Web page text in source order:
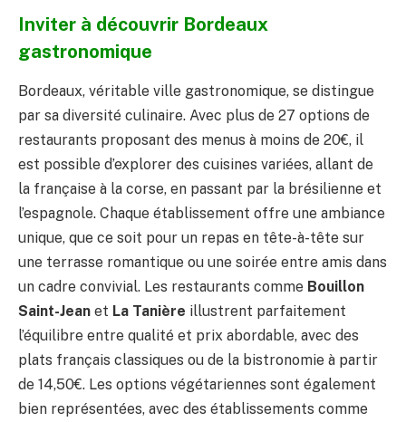
Inviter à découvrir Bordeaux
gastronomique
Bordeaux, véritable ville gastronomique, se distingue
par sa diversité culinaire. Avec plus de 27 options de
restaurants proposant des menus à moins de 20€, il
est possible d’explorer des cuisines variées, allant de
la française à la corse, en passant par la brésilienne et
l’espagnole. Chaque établissement offre une ambiance
unique, que ce soit pour un repas en tête-à-tête sur
une terrasse romantique ou une soirée entre amis dans
un cadre convivial. Les restaurants comme Bouillon
Saint-Jean et La Tanière illustrent parfaitement
l’équilibre entre qualité et prix abordable, avec des
plats français classiques ou de la bistronomie à partir
de 14,50€. Les options végétariennes sont également
bien représentées, avec des établissements comme